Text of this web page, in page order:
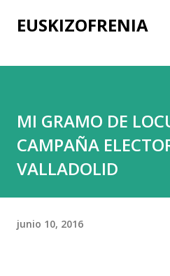
Ir al contenido
EUSKIZOFRENIA
MI GRAMO DE
CAMPAÑA
VALLADOLID
junio 10, 2016